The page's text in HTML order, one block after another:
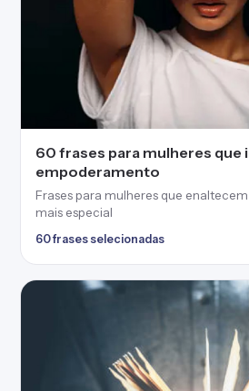
60 frases para mulheres que
empoderamento
Frases para mulheres que
mais especial
60 frases selecionadas